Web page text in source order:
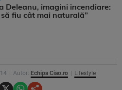
Deleanu, imagini incendiare:
să fiu cât mai naturală”
Autor: Echipa Ciao.ro Lifestyle